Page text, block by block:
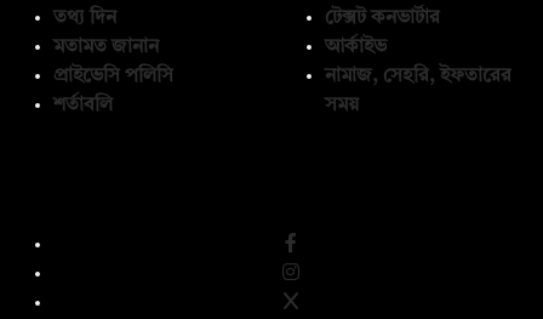
তথ্য দিন
মতামত জানান
প্রাইভেসি পলিসি
শর্তাবলি
টেক্সট কনভার্টার
আর্কাইভ
নামাজ, সেহরি, ইফতারের
সময়